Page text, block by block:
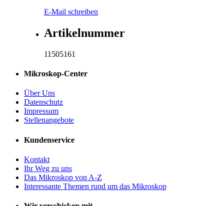
E-Mail schreiben
Artikelnummer
11505161
Mikroskop-Center
Über Uns
Datenschutz
Impressum
Stellenangebote
Kundenservice
Kontakt
Ihr Weg zu uns
Das Mikroskop von A-Z
Interessante Themen rund um das Mikroskop